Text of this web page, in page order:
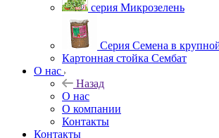
серия Микрозелень
Серия Семена в
Картонная стойка Сембат
О нас
Назад
О нас
О компании
Контакты
Контакты